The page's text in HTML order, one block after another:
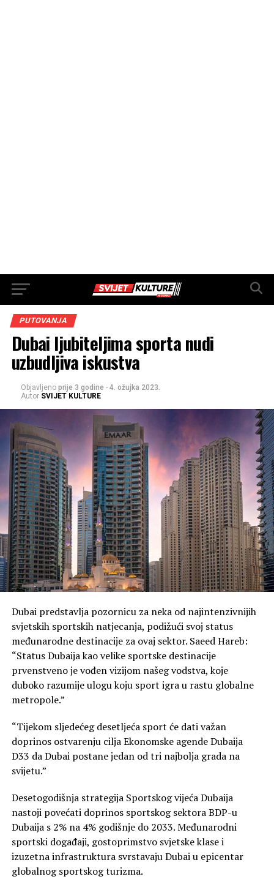
PUTOVANJA
Dubai ljubiteljima sporta nudi
uzbudljiva iskustva
Objavljeno prije 3 godine - 4. ožujka 2023.
Autor SVIJET KULTURE
Dubai predstavlja pozornicu za neka od najintenzivnijih
svjetskih sportskih natjecanja, podižući svoj status
međunarodne destinacije za ovaj sektor. Saeed Hareb:
“Status Dubaija kao velike sportske destinacije
prvenstveno je vođen vizijom našeg vodstva, koje
duboko razumije ulogu koju sport igra u rastu globalne
metropole.”
“Tijekom sljedećeg desetljeća sport će dati važan
doprinos ostvarenju cilja Ekonomske agende Dubaija
D33 da Dubai postane jedan od tri najbolja grada na
svijetu.”
Desetogodišnja strategija Sportskog vijeća Dubaija
nastoji povećati doprinos sportskog sektora BDP-u
Dubaija s 2% na 4% godišnje do 2033. Međunarodni
sportski događaji, gostoprimstvo svjetske klase i
izuzetna infrastruktura svrstavaju Dubai u epicentar
globalnog sportskog turizma.